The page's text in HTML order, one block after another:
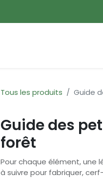
Tous les produits Guide
Guide des
forêt
Pour chaque élément, une
à suivre pour fabriquer,